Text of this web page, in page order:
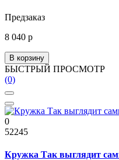
Предзаказ
8 040 р
В корзину
БЫСТРЫЙ ПРОСМОТР
(0)
0
52245
Кружка Так выглядит